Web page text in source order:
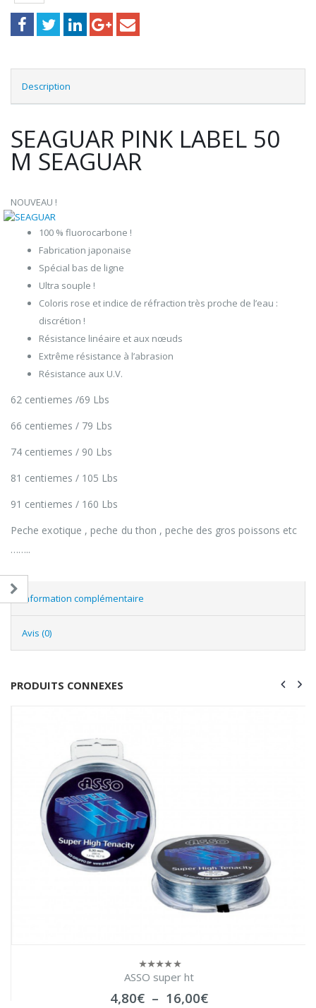
Description
SEAGUAR PINK LABEL 50
M SEAGUAR
NOUVEAU !
100 % fluorocarbone !
Fabrication japonaise
Spécial bas de ligne
Ultra souple !
Coloris rose et indice de réfraction très proche de l’eau :
discrétion !
Résistance linéaire et aux nœuds
Extrême résistance à l’abrasion
Résistance aux U.V.
62 centiemes /69 Lbs
66 centiemes / 79 Lbs
74 centiemes / 90 Lbs
81 centiemes / 105 Lbs
91 centiemes / 160 Lbs
Peche exotique , peche du thon , peche des gros poissons etc
……..
Information complémentaire
Avis (0)
PRODUITS CONNEXES
0
5
ASSO super ht
4,80€ – 16,00€Plage